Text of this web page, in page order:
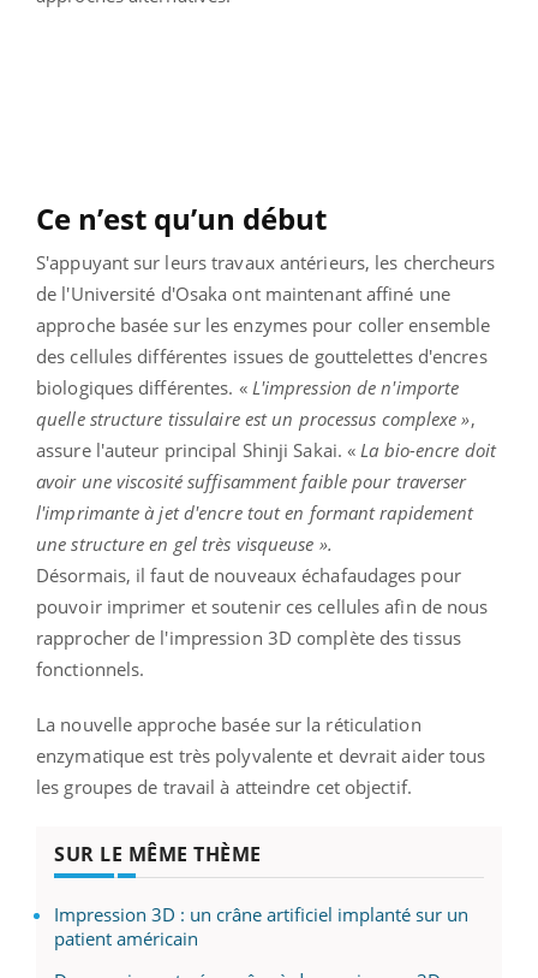
Ce n’est qu’un début
S'appuyant sur leurs travaux antérieurs, les chercheurs
de l'Université d'Osaka ont maintenant affiné une
approche basée sur les enzymes pour coller ensemble
des cellules différentes issues de gouttelettes d'encres
biologiques différentes. « L'impression de n'importe
quelle structure tissulaire est un processus complexe »,
assure l'auteur principal Shinji Sakai. « La bio-encre doit
avoir une viscosité suffisamment faible pour traverser
l'imprimante à jet d'encre tout en formant rapidement
une structure en gel très visqueuse ».
Désormais, il faut de nouveaux échafaudages pour
pouvoir imprimer et soutenir ces cellules afin de nous
rapprocher de l'impression 3D complète des tissus
fonctionnels.
La nouvelle approche basée sur la réticulation
enzymatique est très polyvalente et devrait aider tous
les groupes de travail à atteindre cet objectif.
SUR LE MÊME THÈME
Impression 3D : un crâne artificiel implanté sur un
patient américain